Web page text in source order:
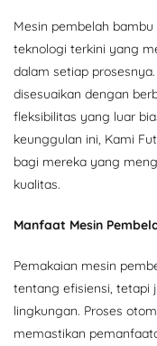
Mesin pembelah
teknologi terkini yang
dalam setiap
disesuaikan dengan
fleksibilitas yang luar
keunggulan ini, Kami
bagi mereka yang
kualitas.
Manfaat Mesin
Pemakaian mesin
tentang efisiensi, tetapi
lingkungan. Proses
memastikan